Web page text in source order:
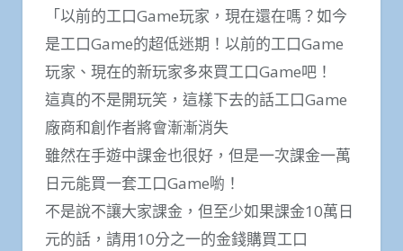
「以前的工口Game玩家，現在還在嗎？如今
是工口Game的超低迷期！以前的工口Game
玩家、現在的新玩家多來買工口Game吧！
這真的不是開玩笑，這樣下去的話工口Game
廠商和創作者將會漸漸消失
雖然在手遊中課金也很好，但是一次課金一萬
日元能買一套工口Game喲！
不是說不讓大家課金，但至少如果課金10萬日
元的話，請用10分之一的金錢購買工口